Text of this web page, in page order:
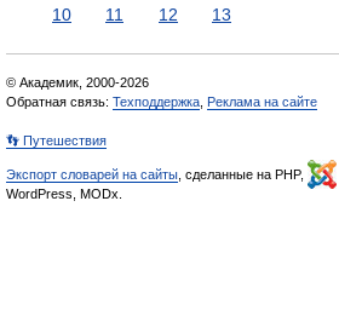
10
11 12 13
© Академик, 2000-2026
Обратная связь: Техподдержка Реклама на сайте
👣 Путешествия
Экспорт словарей на сайты , сделанные на PHP,
WordPress, MODx.